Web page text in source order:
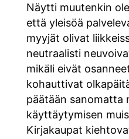
Näytti muutenkin
että yleisöä
myyjät olivat
neutraalisti
mikäli eivät
kohauttivat
päätään sanomatta
käyttäytymisen
Kirjakaupat